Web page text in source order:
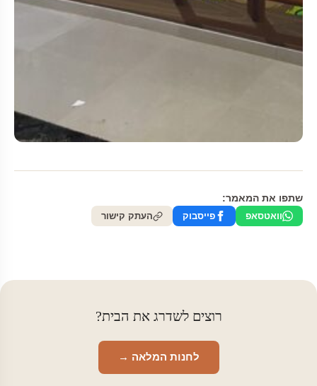
שתפו את המאמר:
וואטסאפ פייסבוק העתק קישור
רוצים לשדרג את הבית?
לחנות המלאה →